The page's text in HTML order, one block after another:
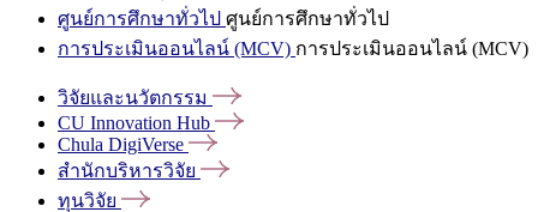
ศูนย์การศึกษาทั่วไป ศูนย์การศึกษาทั่วไป
การประเมินออนไลน์ (MCV) การประเมินออนไลน์ (MCV)
วิจัยและนวัตกรรม
CU Innovation Hub
Chula DigiVerse
สำนักบริหารวิจัย
ทุนวิจัย